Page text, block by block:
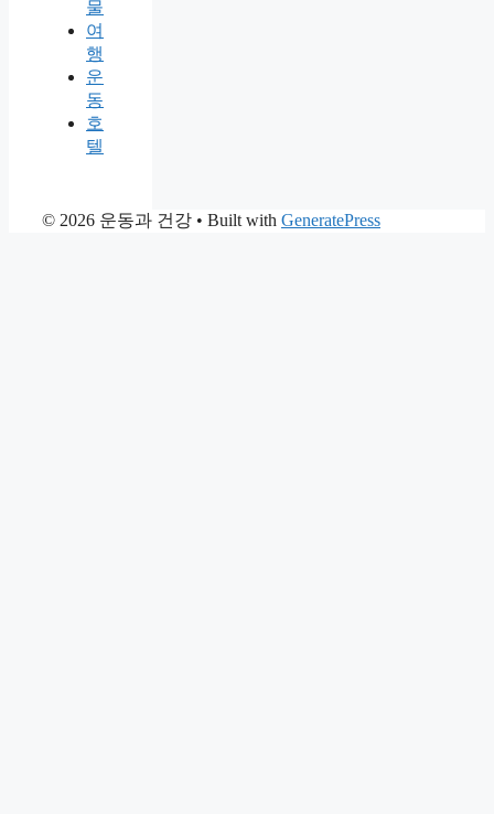
물
여
행
운
동
호
텔
© 2026 운동과 건강 • Built with GeneratePress